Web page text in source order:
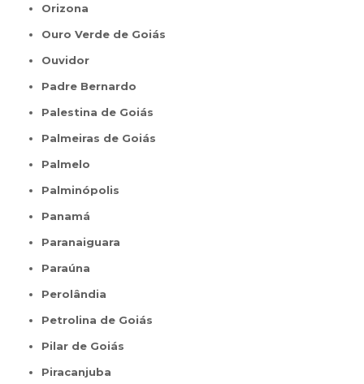
Orizona
Ouro Verde de Goiás
Ouvidor
Padre Bernardo
Palestina de Goiás
Palmeiras de Goiás
Palmelo
Palminópolis
Panamá
Paranaiguara
Paraúna
Perolândia
Petrolina de Goiás
Pilar de Goiás
Piracanjuba